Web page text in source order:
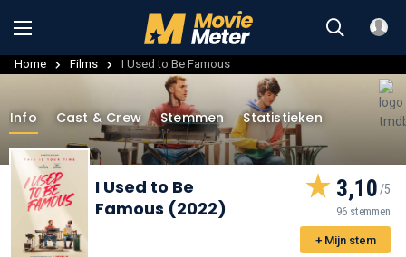
Home Films I Used to Be Famous
Info Cast & Crew Stemmen Statistieken
I Used to Be
Famous (2022)
3,10
96 stemmen
+ Mijn stem